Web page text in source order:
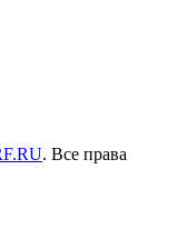
. Все права